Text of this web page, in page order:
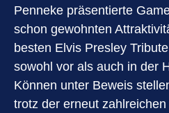
Penneke präsentierte
schon gewohnten
besten Elvis Presley
sowohl vor als auch in der
Können unter Beweis
trotz der erneut